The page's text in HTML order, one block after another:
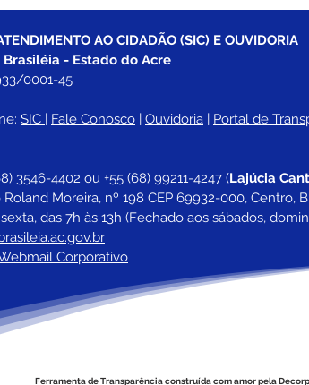
AO CIDADÃO (SIC) E OUVIDORIA
- Estado do Acre
0001-45
SIC | Fale Conosco | Ouvidoria | Portal de
3546-4402 ou +55 (68) 99211-4247 (Lajúcia
Moreira, nº 198 CEP 69932-000, Centro,
das 7h às 13h (Fechado aos sábados,
Corporativo
Ferramenta de Transparência construída com amor pela